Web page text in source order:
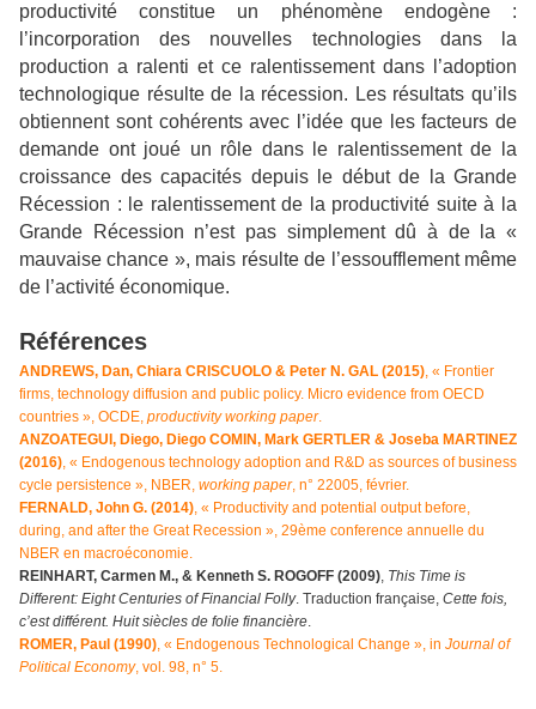
productivité constitue un phénomène endogène :
l’incorporation des nouvelles technologies dans la
production a ralenti et ce ralentissement dans l’adoption
technologique résulte de la récession. Les résultats qu’ils
obtiennent sont cohérents avec l’idée que les facteurs de
demande ont joué un rôle dans le ralentissement de la
croissance des capacités depuis le début de la Grande
Récession : le ralentissement de la productivité suite à la
Grande Récession n’est pas simplement dû à de la «
mauvaise chance », mais résulte de l’essoufflement même
de l’activité économique.
Références
ANDREWS, Dan, Chiara CRISCUOLO & Peter N. GAL (2015), « Frontier
firms, technology diffusion and public policy. Micro evidence from OECD
countries », OCDE, productivity working paper.
ANZOATEGUI, Diego, Diego COMIN, Mark GERTLER & Joseba MARTINEZ
(2016), « Endogenous technology adoption and R&D as sources of business
cycle persistence », NBER, working paper, n° 22005, février.
FERNALD, John G. (2014), « Productivity and potential output before,
during, and after the Great Recession », 29ème conference annuelle du
NBER en macroéconomie.
REINHART, Carmen M., & Kenneth S. ROGOFF (2009), This Time is
Different: Eight Centuries of Financial Folly. Traduction française, Cette fois,
c’est différent. Huit siècles de folie financière.
ROMER, Paul (1990), « Endogenous Technological Change », in Journal of
Political Economy, vol. 98, n° 5.